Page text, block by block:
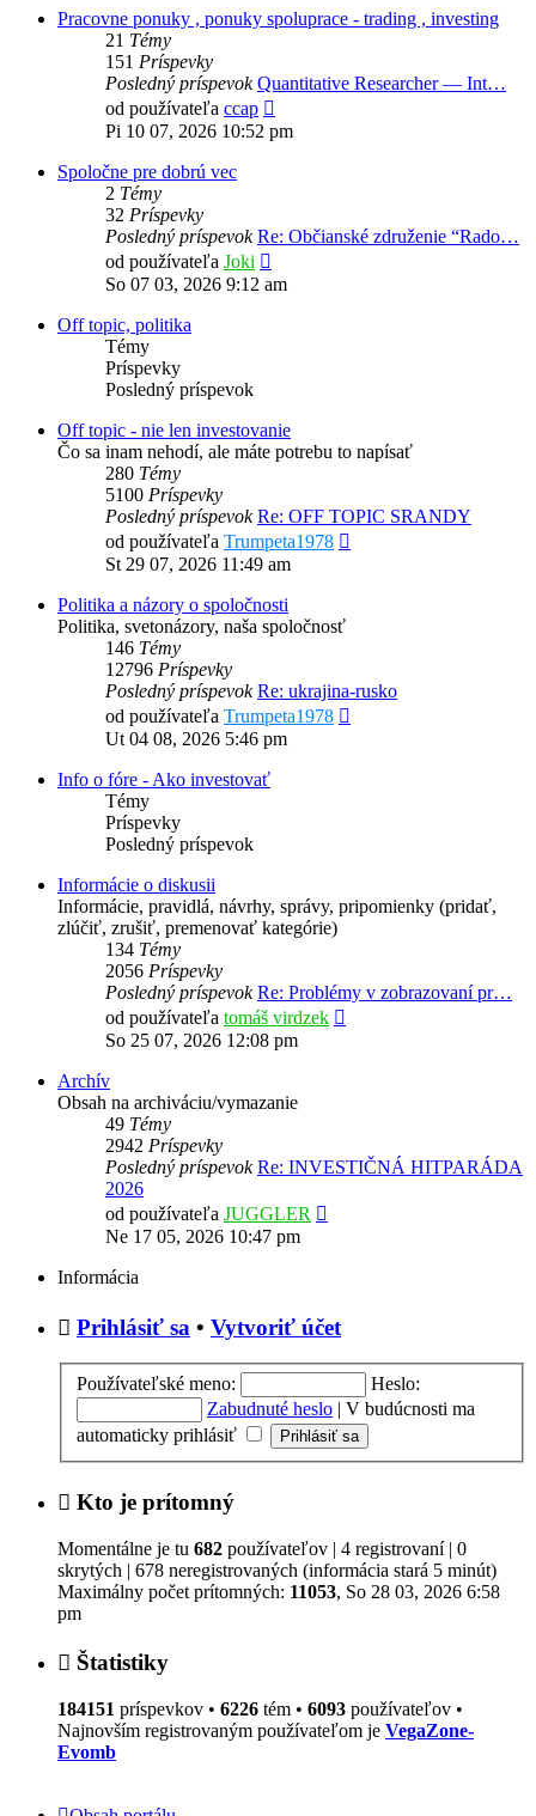
Pracovne ponuky , ponuky spoluprace - trading , investing
21 Témy
151 Príspevky
Posledný príspevok Quantitative Researcher — Int…
od používateľa ccap
posledný
Pi 10 07, 2026 10:52 pm
Spoločne pre dobrú vec
2 Témy
32 Príspevky
Posledný príspevok Re: Občianské združenie “Rado…
od používateľa Joki
posledný
So 07 03, 2026 9:12 am
Off topic, politika
Témy
Príspevky
Posledný príspevok
Off topic - nie len investovanie
Čo sa inam nehodí, ale máte potrebu to napísať
280 Témy
5100 Príspevky
Posledný príspevok Re: OFF TOPIC SRANDY
od používateľa Trumpeta1978
St 29 07, 2026 11:49 am
Politika a názory o spoločnosti
Politika, svetonázory, naša spoločnosť
146 Témy
12796 Príspevky
Posledný príspevok Re: ukrajina-rusko
od používateľa Trumpeta1978
Ut 04 08, 2026 5:46 pm
Info o fóre - Ako investovať
Témy
Príspevky
Posledný príspevok
Informácie o diskusii
Informácie, pravidlá, návrhy, správy, pripomienky (pridať,
zlúčiť, zrušiť, premenovať kategórie)
134 Témy
2056 Príspevky
Posledný príspevok Re: Problémy v zobrazovaní pr…
od používateľa tomáš virdzek
So 25 07, 2026 12:08 pm
Archív
Obsah na archiváciu/vymazanie
49 Témy
2942 Príspevky
Posledný príspevok Re: INVESTIČNÁ HITPARÁDA
2026
od používateľa JUGGLER
Ne 17 05, 2026 10:47 pm
Informácia
Prihlásiť sa • Vytvoriť účet
Používateľské meno:
Heslo:
Zabudnuté heslo | V budúcnosti ma
automaticky prihlásiť
Kto je prítomný
Momentálne je tu 682 používateľov | 4 registrovaní | 0
skrytých | 678 neregistrovaných (informácia stará 5 minút)
Maximálny počet prítomných: 11053, So 28 03, 2026 6:58
pm
Štatistiky
184151 príspevkov • 6226 tém • 6093 používateľov •
Najnovším registrovaným používateľom je VegaZone-
Evomb